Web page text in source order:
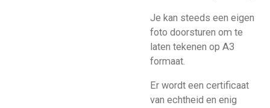
Je kan steeds een eigen
foto doorsturen om te
laten tekenen op A3
formaat.
Er wordt een certificaat
van echtheid en enig